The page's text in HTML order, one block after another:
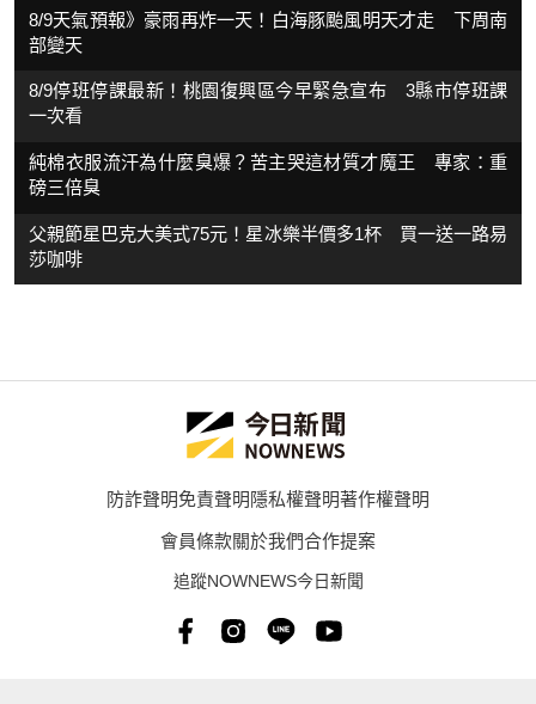
8/9天氣預報》豪雨再炸一天！白海豚颱風明天才走 下周南
部變天
8/9停班停課最新！桃園復興區今早緊急宣布 3縣市停班課
一次看
純棉衣服流汗為什麼臭爆？苦主哭這材質才魔王 專家：重
磅三倍臭
父親節星巴克大美式75元！星冰樂半價多1杯 買一送一路易
莎咖啡
防詐聲明免責聲明隱私權聲明著作權聲明
會員條款關於我們合作提案
追蹤NOWNEWS今日新聞